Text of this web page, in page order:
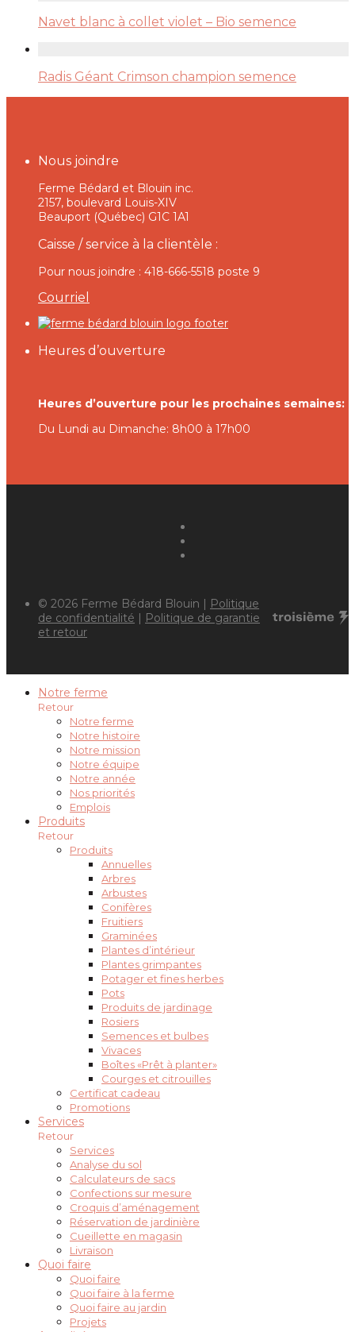
Navet blanc à collet violet – Bio semence
Radis Géant Crimson champion semence
Nous joindre
Ferme Bédard et Blouin inc.
2157, boulevard Louis-XIV
Beauport (Québec) G1C 1A1
Caisse / service à la clientèle :
Pour nous joindre : 418-666-5518 poste 9
Courriel
Heures d’ouverture
Heures d’ouverture pour les prochaines semaines:
Du Lundi au Dimanche: 8h00 à 17h00
© 2026 Ferme Bédard Blouin |
Politique
de confidentialité
Politique de garantie
et retour
Notre ferme
Retour
Notre ferme
Notre histoire
Notre mission
Notre équipe
Notre année
Nos priorités
Emplois
Produits
Retour
Produits
Annuelles
Arbres
Arbustes
Conifères
Fruitiers
Graminées
Plantes d’intérieur
Plantes grimpantes
Potager et fines herbes
Pots
Produits de jardinage
Rosiers
Semences et bulbes
Vivaces
Boîtes «Prêt à planter»
Courges et citrouilles
Certificat cadeau
Promotions
Services
Retour
Services
Analyse du sol
Calculateurs de sacs
Confections sur mesure
Croquis d’aménagement
Réservation de jardinière
Cueillette en magasin
Livraison
Quoi faire
Quoi faire
Quoi faire à la ferme
Quoi faire au jardin
Projets